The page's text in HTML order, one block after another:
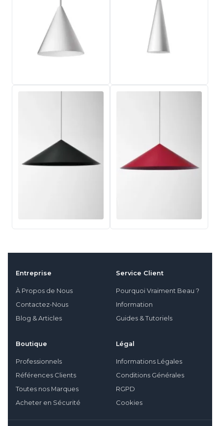
Entreprise
À Propos de Nous
Contactez-Nous
Blog & Articles
Service Client
Pourquoi Vraiment Beau ?
Information
Guides & Tutoriels
Boutique
Professionnels
Références Clients
Toutes nos Marques
Acheter en Sécurité
Légal
Informations Légales
Conditions Générales
RGPD
Cookies